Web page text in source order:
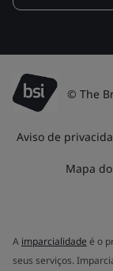
© The
Aviso de
Mapa
A imparcialidade é o
seus serviços.